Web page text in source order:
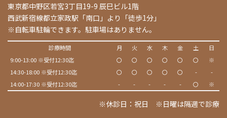
東京都中野区若宮3丁目19-9 辰巳ビル1階
西武新宿線都立家政駅「南口」より「徒歩1分」
※自転車駐輪できます。駐車場はありません。
診療時間 月 火 水 木 金 土
日
9:00-13:00 ※受付12:30迄
〇 〇 〇 〇 〇 〇
※
14:30-18:00 ※受付12:30迄
〇 〇 〇 〇 〇 -
-
14:00-17:30 ※受付12:30迄
- - - - - 〇 ※
※休診日：祝日 ※日曜は隔週で診療